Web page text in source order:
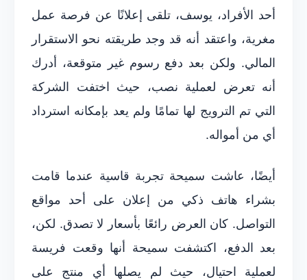
أحد الأفراد، يوسف، تلقى إعلانًا عن فرصة عمل
مغرية، واعتقد أنه قد وجد طريقته نحو الاستقرار
المالي. ولكن بعد دفع رسوم غير متوقعة، أدرك
أنه تعرض لعملية نصب، حيث اختفت الشركة
التي تم الترويج لها تمامًا ولم يعد بإمكانه استرداد
أي من أمواله.
أيضًا، عاشت سميحة تجربة قاسية عندما قامت
بشراء هاتف ذكي من إعلان على أحد مواقع
التواصل. كان العرض رائعًا بأسعار لا تصدق. لكن،
بعد الدفع، اكتشفت سميحة أنها وقعت فريسة
لعملية احتيال، حيث لم يصلها أي منتج على